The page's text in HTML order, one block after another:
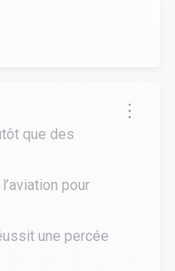
que des
pour
une percée